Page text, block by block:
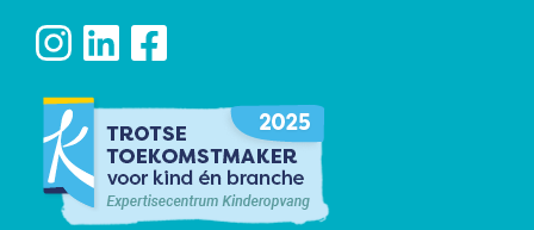
Volg ons op Instagram
Volg ons op LinkedIn